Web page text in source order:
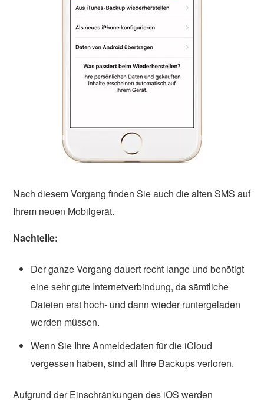
Nach diesem Vorgang finden Sie auch die alten SMS auf
Ihrem neuen Mobilgerät.
Nachteile:
Der ganze Vorgang dauert recht lange und benötigt
eine sehr gute Internetverbindung, da sämtliche
Dateien erst hoch- und dann wieder runtergeladen
werden müssen.
Wenn Sie Ihre Anmeldedaten für die iCloud
vergessen haben, sind all Ihre Backups verloren.
Aufgrund der Einschränkungen des iOS werden